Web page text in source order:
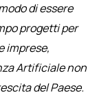
di essere
progetti per
imprese,
Artificiale non
del Paese.